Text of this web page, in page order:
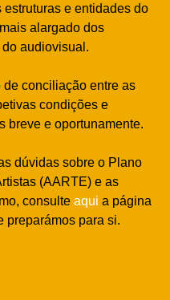
e entidades do
alargado dos
audiovisual.
de conciliação entre as
condições e
breve e oportunamente.
dúvidas sobre o Plano
(AARTE) e as
consulte aqui a página
preparámos para si.